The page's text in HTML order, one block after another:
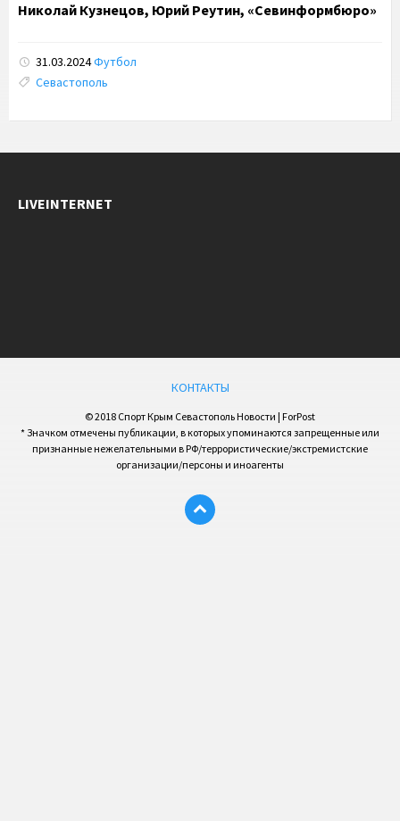
Николай Кузнецов, Юрий Реутин, «Севинформбюро»
31.03.2024Футбол
Tags:
Севастополь
LIVEINTERNET
КОНТАКТЫ
© 2018 Спорт Крым Севастополь Новости | ForPost
* Значком отмечены публикации, в которых упоминаются запрещенные или
признанные нежелательными в РФ/террористические/экстремистские
организации/персоны и иноагенты